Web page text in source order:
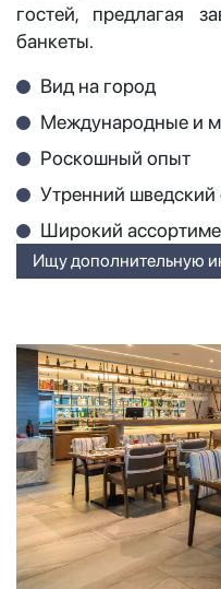
гостей, предлагая
банкеты.
Вид на город
Международные и
Роскошный опыт
Утренний шведский
Широкий
Ищу дополнительную